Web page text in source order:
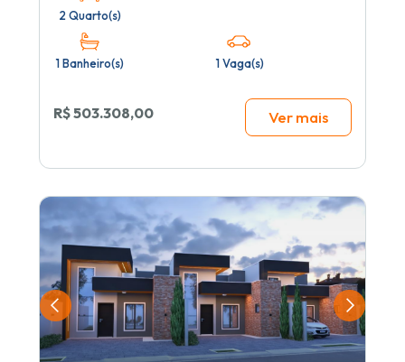
2 Quarto(s)
1 Banheiro(s) 1 Vaga(s)
R$ 503.308,00 Ver mais